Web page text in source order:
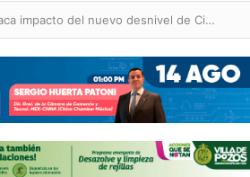
Paty Aradillas destaca impacto del nuevo desnivel de Circuito Potosí en la movilidad de Villa de Pozos